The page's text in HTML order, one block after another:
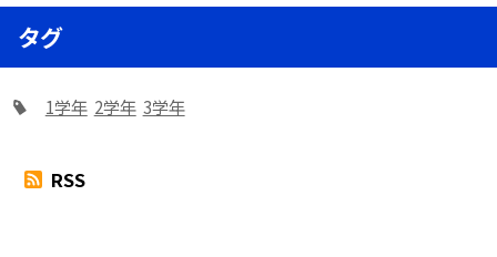
タグ
1学年 2学年 3学年
RSS